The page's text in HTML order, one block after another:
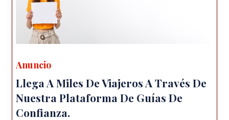
Anuncio
Llega A Miles De Viajeros A Través De
Nuestra Plataforma De Guías De
Confianza.